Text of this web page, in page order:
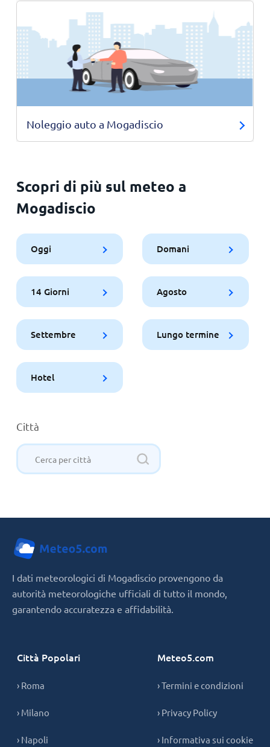
Noleggio auto a Mogadiscio
Scopri di più sul meteo a
Mogadiscio
Oggi Domani
14 Giorni Agosto
Settembre Lungo termine
Hotel
Città
I dati meteorologici di Mogadiscio provengono da
autorità meteorologiche ufficiali di tutto il mondo,
garantendo accuratezza e affidabilità.
Città Popolari
› Roma
› Milano
› Napoli
Meteo5.com
› Termini e condizioni
› Privacy Policy
› Informativa sui cookie